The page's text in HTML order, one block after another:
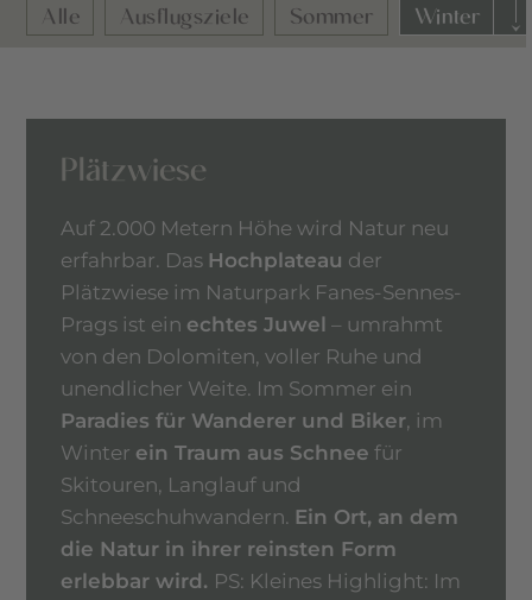
Alle Ausflugsziele Sommer Winter
Plätzwiese
Auf 2.000 Metern Höhe wird Natur neu
erfahrbar. Das Hochplateau der
Plätzwiese im Naturpark Fanes-Sennes-
Prags ist ein echtes Juwel – umrahmt
von den Dolomiten, voller Ruhe und
unendlicher Weite. Im Sommer ein
Paradies für Wanderer und Biker, im
Winter ein Traum aus Schnee für
Skitouren, Langlauf und
Schneeschuhwandern. Ein Ort, an dem
die Natur in ihrer reinsten Form
erlebbar wird. PS: Kleines Highlight: Im